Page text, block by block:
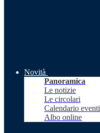
Novità
Panoramica
Le notizie
Le circolari
Calendario eventi
Albo online